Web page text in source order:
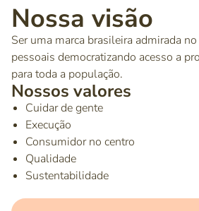
Nossa visão
Ser uma marca brasileira admirada
pessoais democratizando acesso a
para toda a população.
Nossos valores
Cuidar de gente
Execução
Consumidor no centro
Qualidade
Sustentabilidade